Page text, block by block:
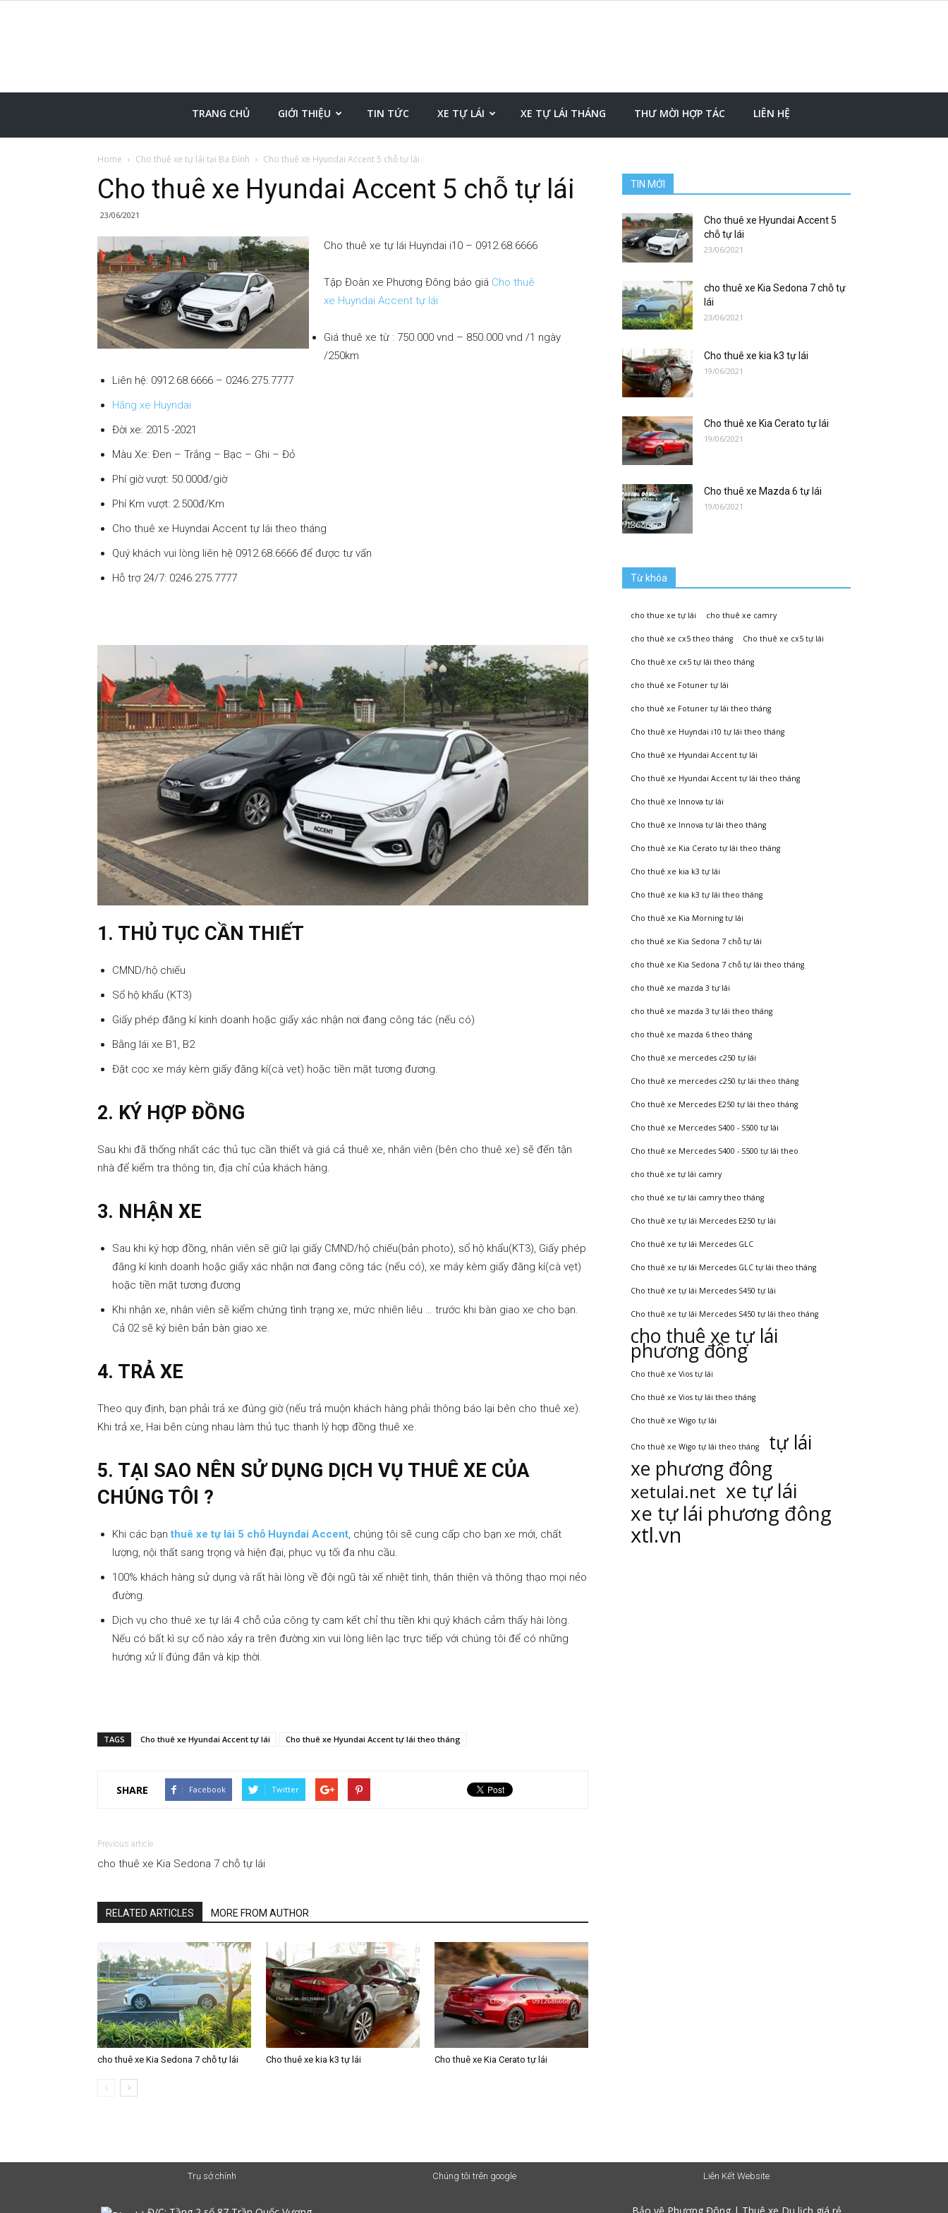
Xe
tự
lái
xetulai|
xe
tu
TRANG CHỦ GIỚI THIỆU TIN TỨC XE TỰ LÁI XE TỰ LÁI THÁNG THƯ MỜI HỢP TÁC LIÊN HỆ
Home Cho thuê xe tự lái tại Ba Đình Cho thuê xe Hyundai Accent 5 chỗ tự lái
Cho thuê xe Hyundai Accent 5 chỗ tự lái
23/06/2021
Cho thuê xe tự lái Huyndai i10 – 0912.68.6666
Tập Đoàn xe Phương Đông báo giá Cho thuê
xe Huyndai Accent tự lái
Giá thuê xe từ : 750.000 vnd – 850.000 vnd /1 ngày
/250km
Liên hệ: 0912.68.6666 – 0246.275.7777
Hãng xe Huyndai
Đời xe: 2015 -2021
Màu Xe: Đen – Trắng – Bạc – Ghi – Đỏ
Phí giờ vượt: 50.000đ/giờ
Phí Km vượt: 2.500đ/Km
Cho thuê xe Huyndai Accent tự lái theo tháng
Quý khách vui lòng liên hệ 0912.68.6666 để được tư vấn
Hỗ trợ 24/7: 0246.275.7777
1. THỦ TỤC CẦN THIẾT
CMND/hộ chiếu
Sổ hộ khẩu (KT3)
Giấy phép đăng kí kinh doanh hoặc giấy xác nhận nơi đang công tác (nếu có)
Bằng lái xe B1, B2
Đặt cọc xe máy kèm giấy đăng kí(cà vẹt) hoặc tiền mặt tương đương.
2. KÝ HỢP ĐỒNG
Sau khi đã thống nhất các thủ tục cần thiết và giá cả thuê xe, nhân viên (bên cho thuê xe) sẽ đến tận
nhà để kiểm tra thông tin, địa chỉ của khách hàng.
3. NHẬN XE
Sau khi ký hợp đồng, nhân viên sẽ giữ lại giấy CMND/hộ chiếu(bản photo), sổ hộ khẩu(KT3), Giấy phép
đăng kí kinh doanh hoặc giấy xác nhận nơi đang công tác (nếu có), xe máy kèm giấy đăng kí(cà vẹt)
hoặc tiền mặt tương đương
Khi nhận xe, nhân viên sẽ kiểm chứng tình trạng xe, mức nhiên liêu … trước khi bàn giao xe cho bạn.
Cả 02 sẽ ký biên bản bàn giao xe.
4. TRẢ XE
Theo quy định, bạn phải trả xe đúng giờ (nếu trả muộn khách hàng phải thông báo lại bên cho thuê xe).
Khi trả xe, Hai bên cùng nhau làm thủ tục thanh lý hợp đồng thuê xe.
5. TẠI SAO NÊN SỬ DỤNG DỊCH VỤ THUÊ XE CỦA
CHÚNG TÔI ?
Khi các bạnthuê xe tự lái 5 chỗ Huyndai Accent, chúng tôi sẽ cung cấp cho bạn xe mới, chất
lượng, nội thất sang trọng và hiện đại, phục vụ tối đa nhu cầu.
100% khách hàng sử dụng và rất hài lòng về đội ngũ tài xế nhiệt tình, thân thiện và thông thạo mọi nẻo
đường.
Dịch vụ cho thuê xe tự lái 4 chỗ của công ty cam kết chỉ thu tiền khi quý khách cảm thấy hài lòng.
Nếu có bất kì sự cố nào xảy ra trên đường xin vui lòng liên lạc trực tiếp với chúng tôi để có những
hướng xử lí đúng đắn và kịp thời.
TAGS Cho thuê xe Hyundai Accent tự lái Cho thuê xe Hyundai Accent tự lái theo tháng
SHARE Facebook Twitter
Previous article
cho thuê xe Kia Sedona 7 chỗ tự lái
RELATED ARTICLES MORE FROM AUTHOR
cho thuê xe Kia Sedona 7 chỗ tự lái Cho thuê xe kia k3 tự lái Cho thuê xe Kia Cerato tự lái
TIN MỚI
Cho thuê xe Hyundai Accent 5
chỗ tự lái
23/06/2021
cho thuê xe Kia Sedona 7 chỗ tự
lái
23/06/2021
Cho thuê xe kia k3 tự lái
19/06/2021
Cho thuê xe Kia Cerato tự lái
19/06/2021
Cho thuê xe Mazda 6 tự lái
19/06/2021
Từ khóa
cho thue xe tự lái cho thuê xe camry
cho thuê xe cx5 theo tháng Cho thuê xe cx5 tự lái
Cho thuê xe cx5 tự lái theo tháng
cho thuê xe Fotuner tự lái
cho thuê xe Fotuner tự lái theo tháng
Cho thuê xe Huyndai i10 tự lái theo tháng
Cho thuê xe Hyundai Accent tự lái
Cho thuê xe Hyundai Accent tự lái theo tháng
Cho thuê xe Innova tự lái
Cho thuê xe Innova tự lái theo tháng
Cho thuê xe Kia Cerato tự lái theo tháng
Cho thuê xe kia k3 tự lái
Cho thuê xe kia k3 tự lái theo tháng
Cho thuê xe Kia Morning tự lái
cho thuê xe Kia Sedona 7 chỗ tự lái
cho thuê xe Kia Sedona 7 chỗ tự lái theo tháng
cho thuê xe mazda 3 tự lái
cho thuê xe mazda 3 tự lái theo tháng
cho thuê xe mazda 6 theo tháng
Cho thuê xe mercedes c250 tự lái
Cho thuê xe mercedes c250 tự lái theo tháng
Cho thuê xe Mercedes E250 tự lái theo tháng
Cho thuê xe Mercedes S400 - S500 tự lái
Cho thuê xe Mercedes S400 - S500 tự lái theo
cho thuê xe tự lái camry
cho thuê xe tự lái camry theo tháng
Cho thuê xe tự lái Mercedes E250 tự lái
Cho thuê xe tự lái Mercedes GLC
Cho thuê xe tự lái Mercedes GLC tự lái theo tháng
Cho thuê xe tự lái Mercedes S450 tự lái
Cho thuê xe tự lái Mercedes S450 tự lái theo tháng
cho thuê xe tự lái
phương đông
Cho thuê xe Vios tự lái
Cho thuê xe Vios tự lái theo tháng
Cho thuê xe Wigo tự lái
Cho thuê xe Wigo tự lái theo tháng
tự lái
xe phương đông
xetulai.net xe tự lái
xe tự lái phương đông
xtl.vn
Trụ sở chính Chúng tôi trên google Liên Kết Website